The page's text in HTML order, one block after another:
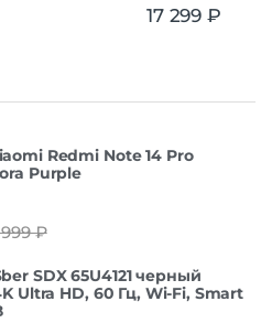
17 299 ₽
Redmi Note 14 Pro
Purple
999₽
SDX 65U4121 черный
Ultra HD, 60 Гц, Wi-Fi, Smart